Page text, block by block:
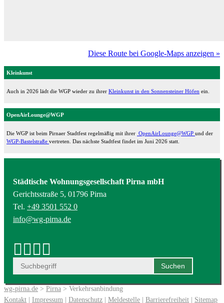
Diese Route bei Google-Maps anzeigen »
Kleinkunst
Auch in 2026 lädt die WGP wieder zu ihrer Kleinkunst in den Sonnensteiner Höfen ein.
OpenAirLounge@WGP
Die WGP ist beim Pirnaer Stadtfest regelmäßig mit ihrer OpenAirLounge@WGP und der
WGP-Bastelstraße vertreten. Das nächste Stadtfest findet im Juni 2026 statt.
Städtische Wohnungsgesellschaft Pirna mbH
Gerichtsstraße 5, 01796 Pirna
Tel. +49 3501 552 0
info@wg-pirna.de
wg-pirna.de > Pirna > Verkehrsanbindung
Kontakt | Impressum | Datenschutz | Meldestelle | Barrierefreiheit | Sitemap